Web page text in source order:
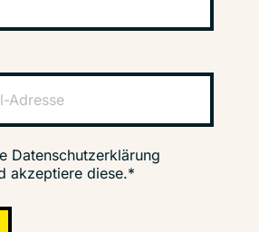
Datenschutzerklärung
akzeptiere diese.*